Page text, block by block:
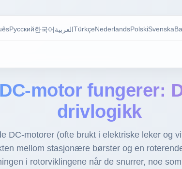
Русский한국어 العربية Türkçe NederlandsPolskiSvenska
motor fungerer:
drivlogikk
DC-motorer (ofte brukt i elektriske leker og
mellom stasjonære børster og en
i rotorviklingene når de snurrer, noe